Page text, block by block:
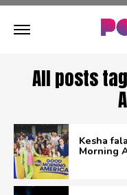
All posts
Kesha
Morning